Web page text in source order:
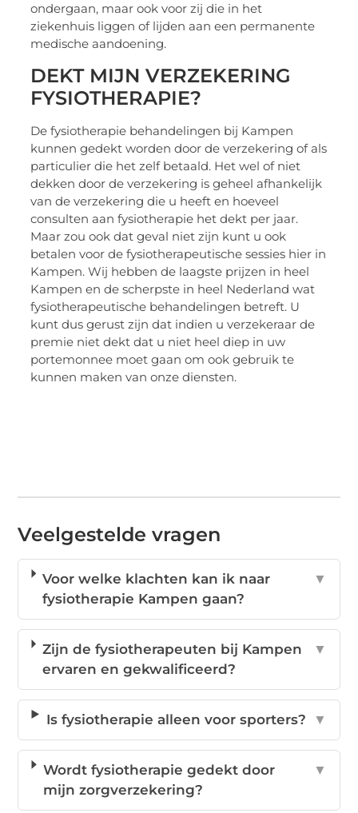
ondergaan, maar ook voor zij die in het
ziekenhuis liggen of lijden aan een permanente
medische aandoening.
DEKT MIJN VERZEKERING
FYSIOTHERAPIE?
De fysiotherapie behandelingen bij Kampen
kunnen gedekt worden door de verzekering of als
particulier die het zelf betaald. Het wel of niet
dekken door de verzekering is geheel afhankelijk
van de verzekering die u heeft en hoeveel
consulten aan fysiotherapie het dekt per jaar.
Maar zou ook dat geval niet zijn kunt u ook
betalen voor de fysiotherapeutische sessies hier in
Kampen. Wij hebben de laagste prijzen in heel
Kampen en de scherpste in heel Nederland wat
fysiotherapeutische behandelingen betreft. U
kunt dus gerust zijn dat indien u verzekeraar de
premie niet dekt dat u niet heel diep in uw
portemonnee moet gaan om ook gebruik te
kunnen maken van onze diensten.
Veelgestelde vragen
Voor welke klachten kan ik naar
fysiotherapie Kampen gaan?
▼
Zijn de fysiotherapeuten bij Kampen
ervaren en gekwalificeerd?
▼
Is fysiotherapie alleen voor sporters? ▼
Wordt fysiotherapie gedekt door
mijn zorgverzekering?
▼